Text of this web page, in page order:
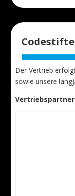
Der Vertrieb
sowie unsere
Vertriebspartner